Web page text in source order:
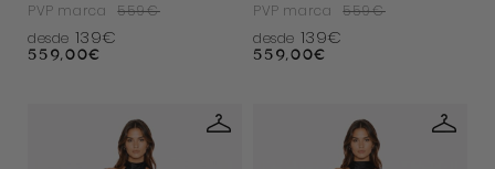
PVP marca
559€
desde 139€
559,00€
PVP marca
559€
desde 139€
559,00€